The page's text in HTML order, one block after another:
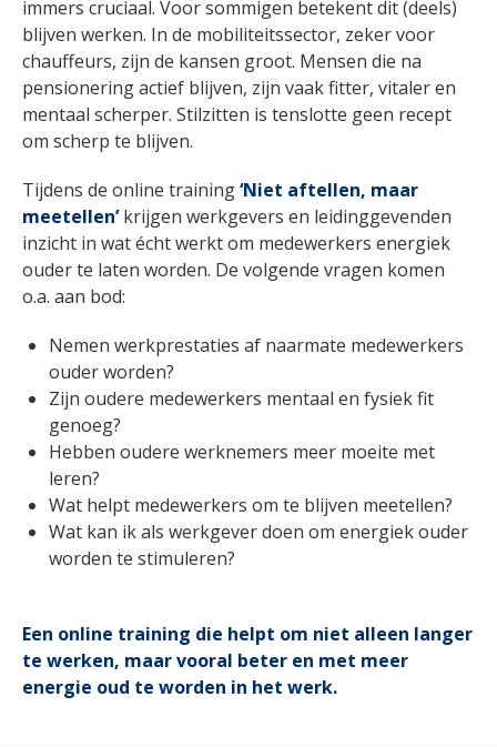
immers cruciaal. Voor sommigen betekent dit (deels)
blijven werken. In de mobiliteitssector, zeker voor
chauffeurs, zijn de kansen groot. Mensen die na
pensionering actief blijven, zijn vaak fitter, vitaler en
mentaal scherper. Stilzitten is tenslotte geen recept
om scherp te blijven.
Tijdens de online training‘Niet aftellen, maar
meetellen’krijgen werkgevers en leidinggevenden
inzicht in wat écht werkt om medewerkers energiek
ouder te laten worden. De volgende vragen komen
o.a. aan bod:
Nemen werkprestaties af naarmate medewerkers
ouder worden?
Zijn oudere medewerkers mentaal en fysiek fit
genoeg?
Hebben oudere werknemers meer moeite met
leren?
Wat helpt medewerkers om te blijven meetellen?
Wat kan ik als werkgever doen om energiek ouder
worden te stimuleren?
Een online training die helpt om niet alleen langer
te werken, maar vooral beter en met meer
energie oud te worden in het werk.